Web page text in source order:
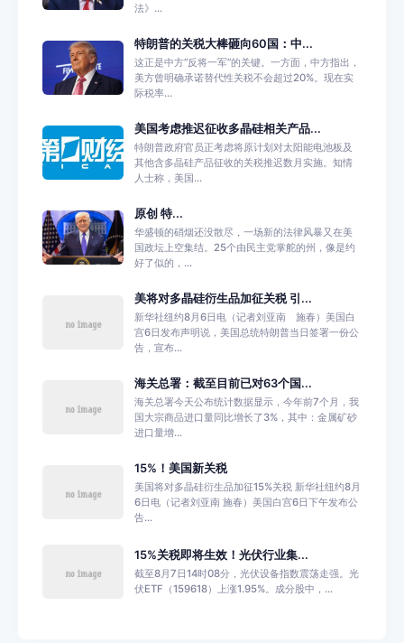
法》...
特朗普的关税大棒砸向60国：中...
这正是中方“反将一军”的关键。一方面，中方指出，
美方曾明确承诺替代性关税不会超过20%。现在实
际税率...
美国考虑推迟征收多晶硅相关产品...
特朗普政府官员正考虑将原计划对太阳能电池板及
其他含多晶硅产品征收的关税推迟数月实施。知情
人士称，美国...
原创 特...
华盛顿的硝烟还没散尽，一场新的法律风暴又在美
国政坛上空集结。25个由民主党掌舵的州，像是约
好了似的，...
美将对多晶硅衍生品加征关税 引...
新华社纽约8月6日电（记者刘亚南 施春）美国白
宫6日发布声明说，美国总统特朗普当日签署一份公
告，宣布...
海关总署：截至目前已对63个国...
海关总署今天公布统计数据显示，今年前7个月，我
国大宗商品进口量同比增长了3%，其中：金属矿砂
进口量增...
15%！美国新关税
美国将对多晶硅衍生品加征15%关税 新华社纽约8月
6日电（记者刘亚南 施春）美国白宫6日下午发布公
告...
15%关税即将生效！光伏行业集...
截至8月7日14时08分，光伏设备指数震荡走强。光
伏ETF（159618）上涨1.95%。成分股中，...